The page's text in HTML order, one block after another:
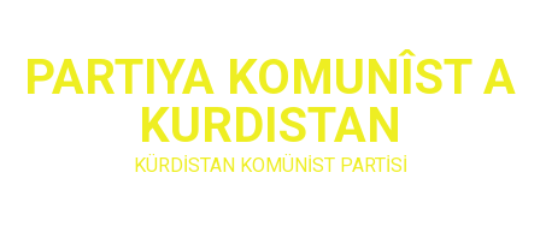
contentPARTIYA KOMUNÎST A
KURDISTAN
KÜRDİSTAN KOMÜNİST PARTİSİ